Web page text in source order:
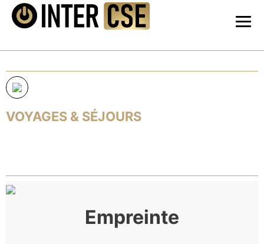
VOYAGES & SÉJOURS
Empreinte